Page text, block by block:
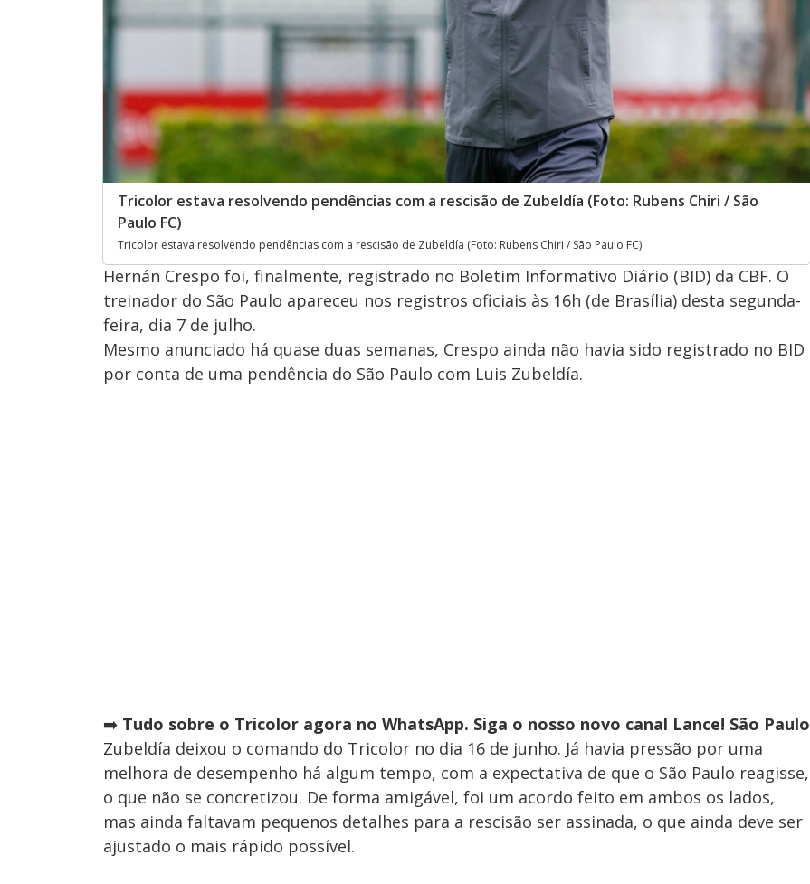
Tricolor estava resolvendo pendências com a rescisão de Zubeldía (Foto: Rubens Chiri / São
Paulo FC)
Tricolor estava resolvendo pendências com a rescisão de Zubeldía (Foto: Rubens Chiri / São Paulo FC)
Hernán Crespo foi, finalmente, registrado no Boletim Informativo Diário (BID) da CBF. O
treinador do São Paulo apareceu nos registros oficiais às 16h (de Brasília) desta segunda-
feira, dia 7 de julho.
Mesmo anunciado há quase duas semanas, Crespo ainda não havia sido registrado no BID
por conta de uma pendência do São Paulo com Luis Zubeldía.
➡️ Tudo sobre o Tricolor agora no WhatsApp. Siga o nosso novo canal Lance! São Paulo
Zubeldía deixou o comando do Tricolor no dia 16 de junho. Já havia pressão por uma
melhora de desempenho há algum tempo, com a expectativa de que o São Paulo reagisse,
o que não se concretizou. De forma amigável, foi um acordo feito em ambos os lados,
mas ainda faltavam pequenos detalhes para a rescisão ser assinada, o que ainda deve ser
ajustado o mais rápido possível.